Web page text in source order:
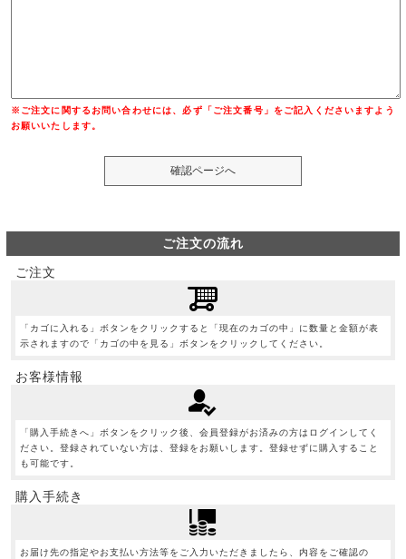
※ご注文に関するお問い合わせには、必ず「ご注文番号」をご記入くださいますよう
お願いいたします。
ご注文の流れ
ご注文
「カゴに入れる」ボタンをクリックすると「現在のカゴの中」に数量と金額が表
示されますので「カゴの中を見る」ボタンをクリックしてください。
お客様情報
「購入手続きへ」ボタンをクリック後、会員登録がお済みの方はログインしてく
ださい。登録されていない方は、登録をお願いします。登録せずに購入すること
も可能です。
購入手続き
お届け先の指定やお支払い方法等をご入力いただきましたら、内容をご確認の